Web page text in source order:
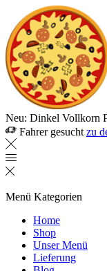
Neu: Dinkel Vollkorn
Fahrer gesucht zu
Menü Kategorien
Home
Shop
Unser Menü
Lieferung